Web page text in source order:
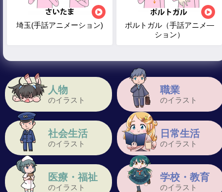
人物
のイラスト
職業
のイラスト
社会生活
のイラスト
日常生活
のイラスト
医療・福祉
のイラスト
学校・教育
のイラスト
埼玉(手話アニメーション)
ポルトガル（手話アニメ―
ション）